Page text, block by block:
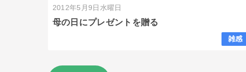
2012年5月9日水曜日
母の日にプレゼントを贈る
雑感